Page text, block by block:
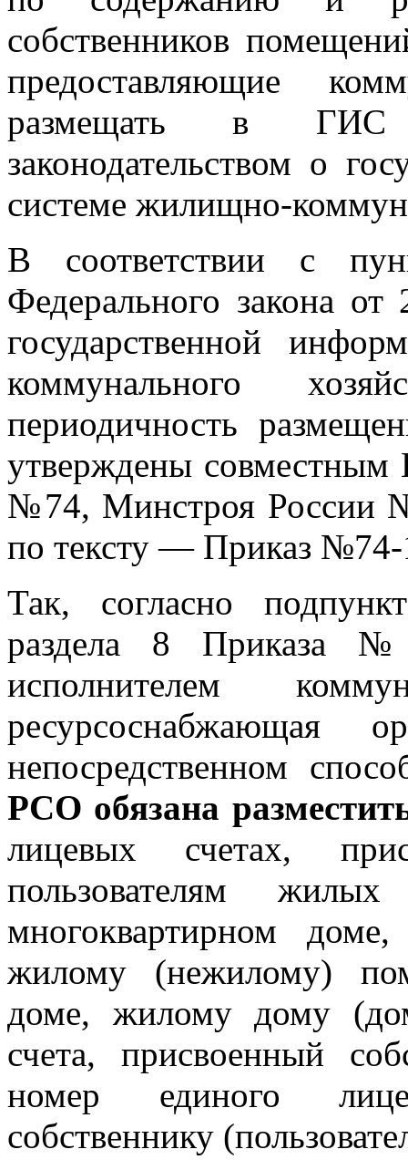
собственников
предоставляющие
размещать в ГИС
законодательством о
системе жилищно-
В соответствии с
Федерального закона
государственной
коммунального
периодичность
утверждены совместным
№74, Минстроя России
по тексту — Приказ
Так, согласно
раздела 8 Приказа
исполнителем
ресурсоснабжающая
непосредственном
РСО обязана
лицевых счетах,
пользователям
многоквартирном
жилому (нежилому)
доме, жилому дому
счета, присвоенный
номер единого
собственнику